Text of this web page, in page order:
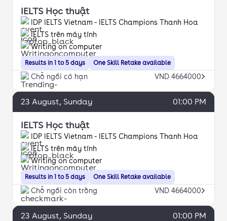
IELTS Học thuật
IDP IELTS Vietnam - IELTS Champions Thanh Hoa
Results in 1 to 5 days
IELTS trên máy tính
Writing on computer
One Skill Retake available
Chỗ ngồi có hạn VND 4664000
23 August, Sunday 01:00 PM
IELTS Học thuật
IDP IELTS Vietnam - IELTS Champions Thanh Hoa
Results in 1 to 5 days
IELTS trên máy tính
Writing on computer
One Skill Retake available
Chỗ ngồi còn trống VND 4664000
23 August, Sunday 01:00 PM